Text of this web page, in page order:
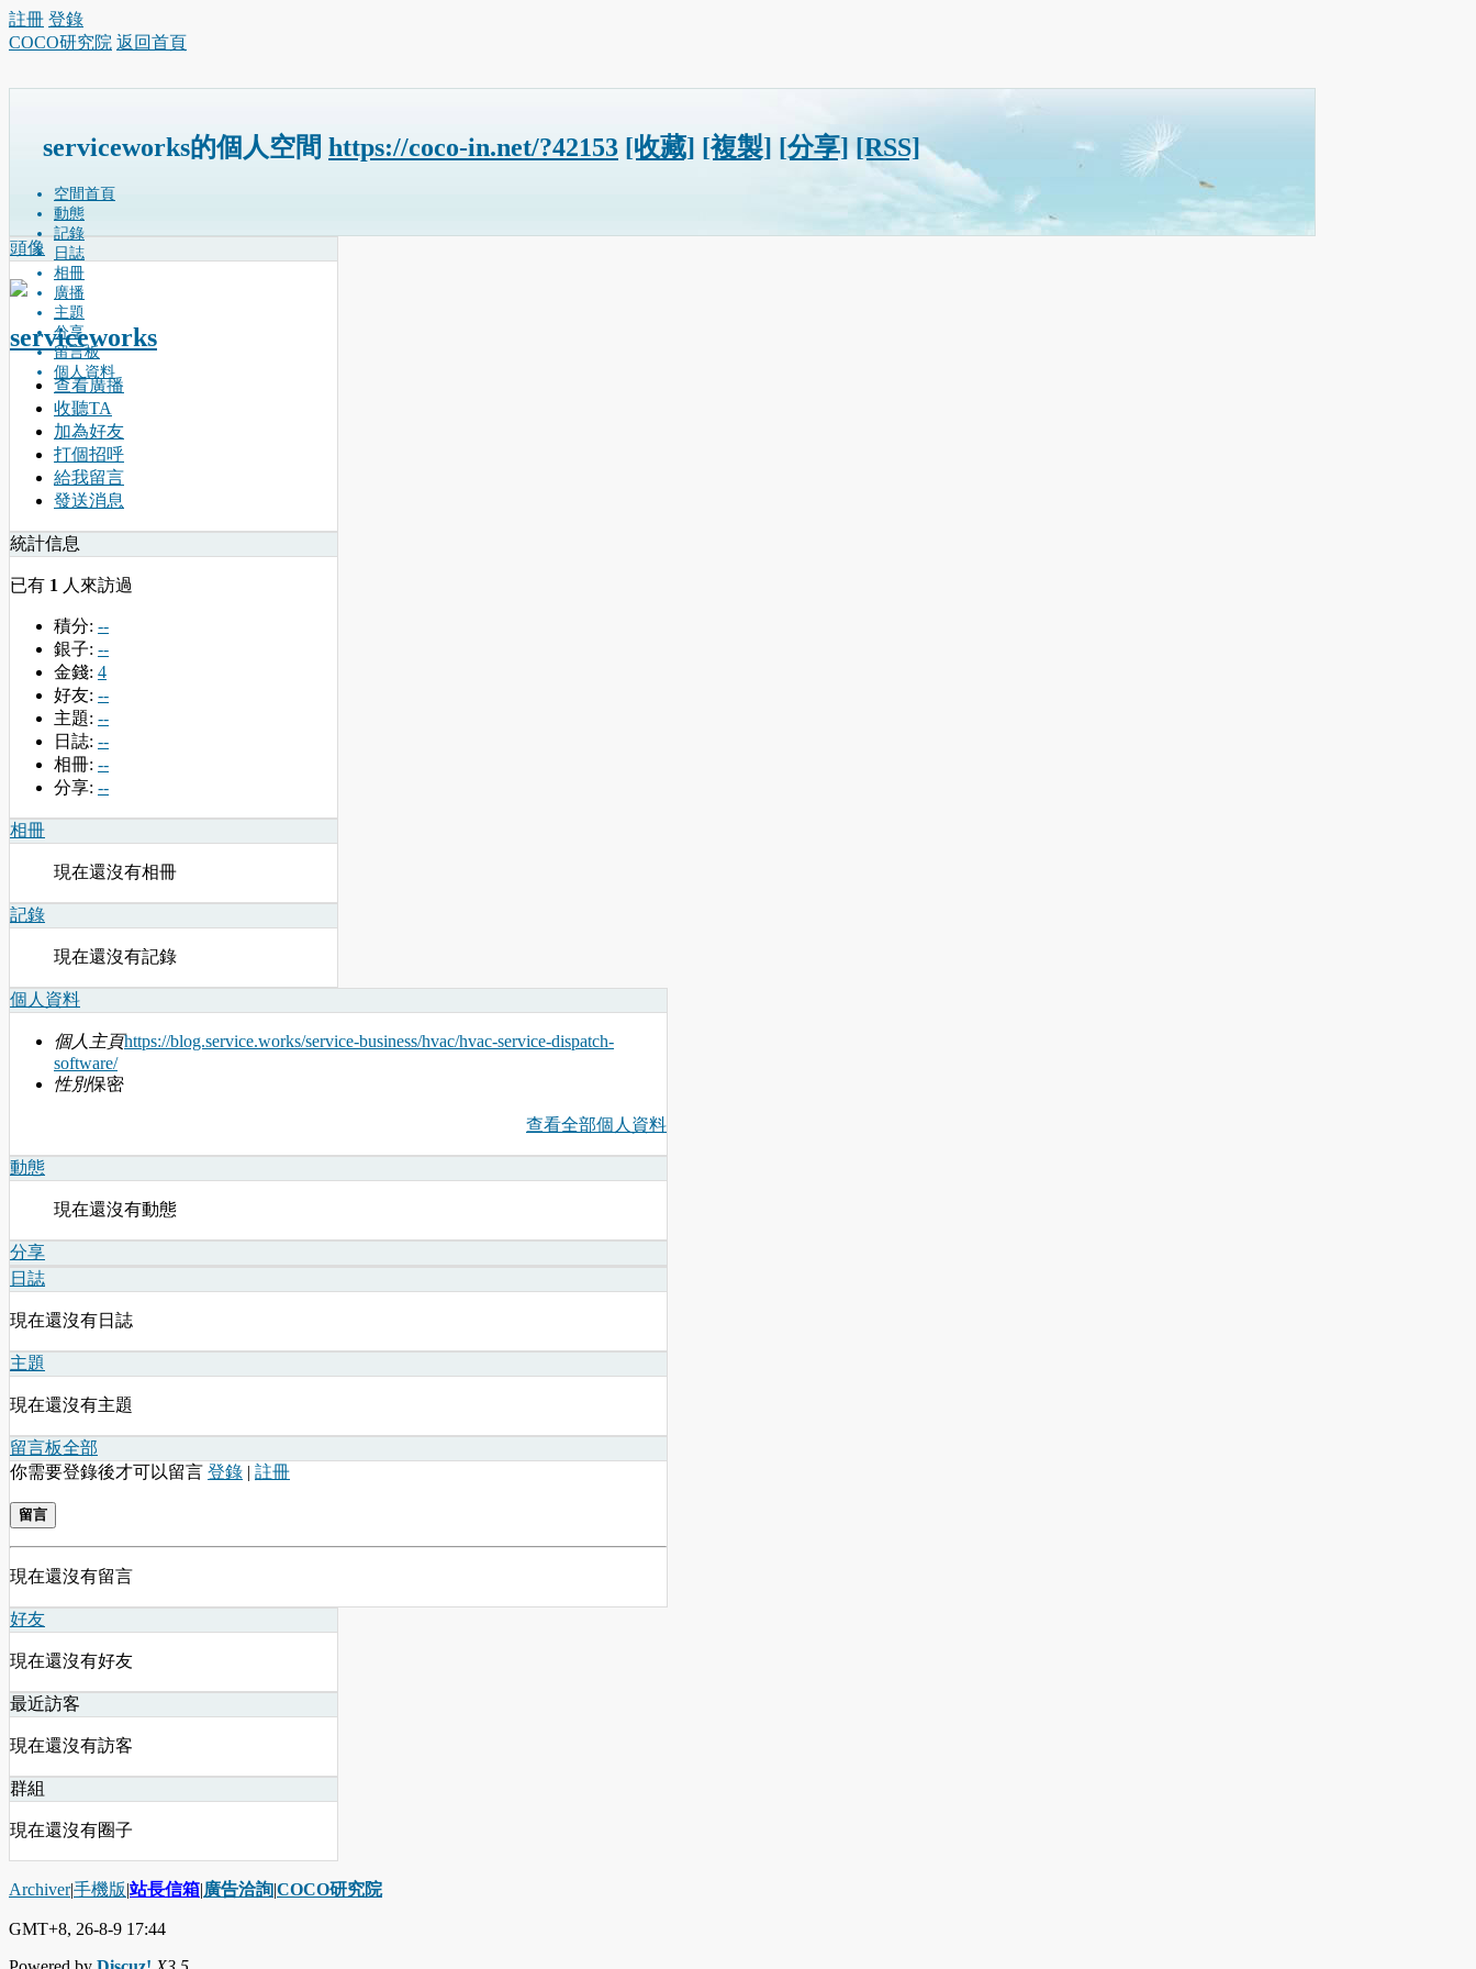
註冊 登錄
COCO研究院 返回首頁
serviceworks的個人空間 https://coco-in.net/?42153 [收藏] [複製] [分享] [RSS]
空間首頁
動態
記錄
日誌
相冊
廣播
主題
分享
留言板
個人資料
頭像
serviceworks
查看廣播
收聽TA
加為好友
打個招呼
給我留言
發送消息
統計信息
已有 1 人來訪過
積分: --
銀子: --
金錢: 4
好友: --
主題: --
日誌: --
相冊: --
分享: --
相冊
現在還沒有相冊
記錄
現在還沒有記錄
個人資料
個人主頁https://blog.service.works/service-business/hvac/hvac-service-dispatch-
software/
性別保密
查看全部個人資料
動態
現在還沒有動態
分享
日誌
現在還沒有日誌
主題
現在還沒有主題
留言板全部
你需要登錄後才可以留言 登錄 | 註冊
留言
現在還沒有留言
好友
現在還沒有好友
最近訪客
現在還沒有訪客
群組
現在還沒有圈子
Archiver|手機版|站長信箱|廣告洽詢|COCO研究院
GMT+8, 26-8-9 17:44